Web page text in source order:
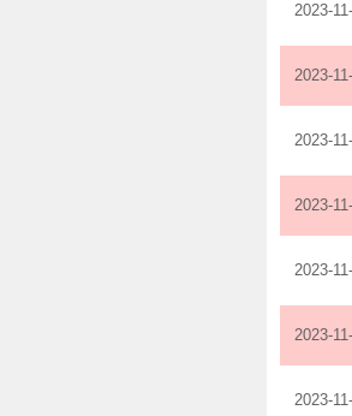
2023-
2023-
2023-
2023-
2023-
2023-
2023-